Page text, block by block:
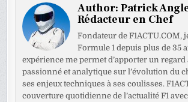
Author:Patrick
Rédacteur en Chef
Fondateur de F1ACTU.COM,
Formule 1 depuis plus de 35
expérience me permet d’apporter un regard
passionné et analytique sur l’évolution du
ses enjeux techniques à ses coulisses.
couverture quotidienne de l’actualité F1